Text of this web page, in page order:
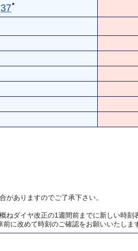
37●
ありますのでご了承下さい。
ねダイヤ改正の1週間前までに新しい時刻
に改めて時刻のご確認をお願いいたしま